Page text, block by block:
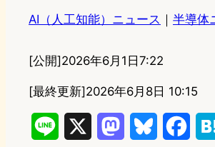
AI（人工知能）ニュース ｜ 半導体
[公開]2026年6月1日7:22
[最終更新]2026年6月8日 10:15